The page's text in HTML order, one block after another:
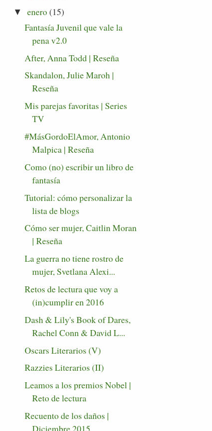
▼ enero(15)
Fantasía Juvenil que vale la
pena v2.0
After, Anna Todd | Reseña
Skandalon, Julie Maroh |
Reseña
Mis parejas favoritas | Series
TV
#MásGordoElAmor, Antonio
Malpica | Reseña
Como (no) escribir un libro de
fantasía
Tutorial: cómo personalizar la
lista de blogs
Cómo ser mujer, Caitlin Moran
| Reseña
La guerra no tiene rostro de
mujer, Svetlana Alexi...
Retos de lectura que voy a
(in)cumplir en 2016
Dash & Lily's Book of Dares,
Rachel Conn & David L...
Oscars Literarios (V)
Razzies Literarios (II)
Leamos a los premios Nobel |
Reto de lectura
Recuento de los daños |
Diciembre 2015